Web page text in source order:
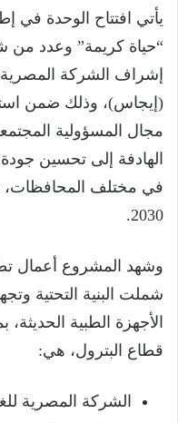
يأتي افتتاح الوحدة في
“حياة كريمة” وعدد من
إشراف الشركة المصرية
(إيجاس)، وذلك ضمن
مجال المسؤولية
الهادفة إلى تحسين
في مختلف المحافظات،
2030.
وشهد المشروع أعمال
شملت البنية التحتية
الأجهزة الطبية
قطاع البترول، هي:
الشركة المصرية